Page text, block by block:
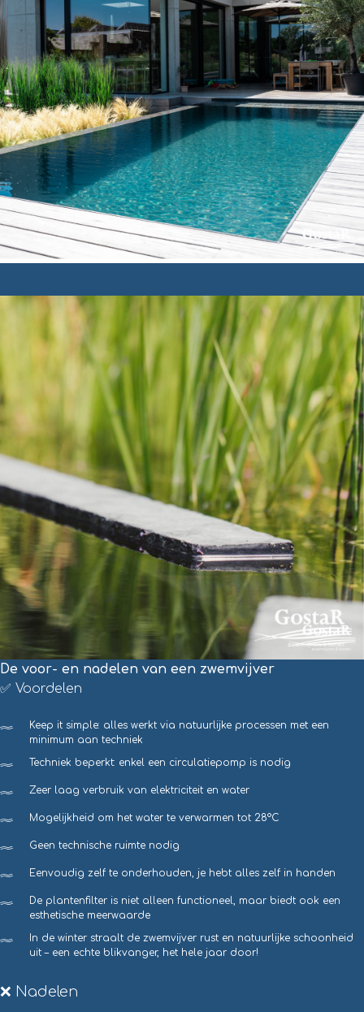
De voor- en nadelen van een zwemvijver
✅ Voordelen
Keep it simple: alles werkt via natuurlijke processen met een
minimum aan techniek
Techniek beperkt: enkel een circulatiepomp is nodig
Zeer laag verbruik van elektriciteit en water
Mogelijkheid om het water te verwarmen tot 28°C
Geen technische ruimte nodig
Eenvoudig zelf te onderhouden, je hebt alles zelf in handen
De plantenfilter is niet alleen functioneel, maar biedt ook een
esthetische meerwaarde
In de winter straalt de zwemvijver rust en natuurlijke schoonheid
uit – een echte blikvanger, het hele jaar door!
❌ Nadelen